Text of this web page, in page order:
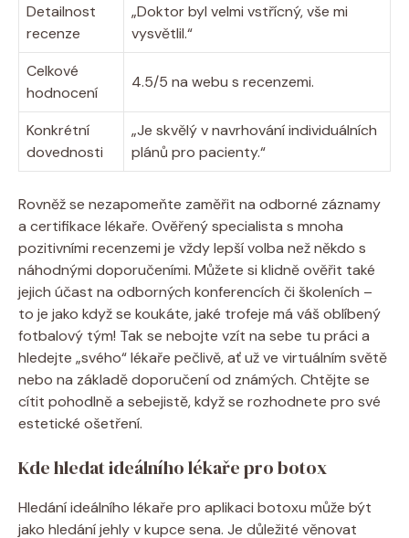
Detailnost
recenze
„Doktor byl velmi vstřícný, vše mi
vysvětlil.“
Celkové
hodnocení
4.5/5 na webu s recenzemi.
Konkrétní
dovednosti
„Je skvělý v navrhování individuálních
plánů pro pacienty.“
Rovněž se nezapomeňte zaměřit na odborné záznamy
a certifikace lékaře. Ověřený specialista s mnoha
pozitivními recenzemi je vždy lepší volba než někdo s
náhodnými doporučeními. Můžete si klidně ověřit také
jejich účast na odborných konferencích či školeních –
to je jako když se koukáte, jaké trofeje má váš oblíbený
fotbalový tým! Tak se nebojte vzít na sebe tu práci a
hledejte „svého“ lékaře pečlivě, ať už ve virtuálním světě
nebo na základě doporučení od známých. Chtějte se
cítit pohodlně a sebejistě, když se rozhodnete pro své
estetické ošetření.
Kde hledat ideálního lékaře pro botox
Hledání ideálního lékaře pro aplikaci botoxu může být
jako hledání jehly v kupce sena. Je důležité věnovat